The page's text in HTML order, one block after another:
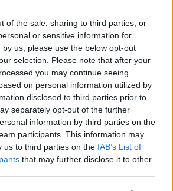
of the sale, sharing to third parties, or
or sensitive information for
us, please use the below opt-out
selection. Please note that after your
you may continue seeing
on personal information utilized by
disclosed to third parties prior to
separately opt-out of the further
information by third parties on the
participants. This information may
us to third parties on the IAB’s List of
that may further disclose it to other
vill glänsa lite på stranden i
på HM och kostar ca 150kr